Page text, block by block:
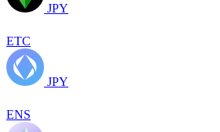
JPY
ETC
JPY
ENS